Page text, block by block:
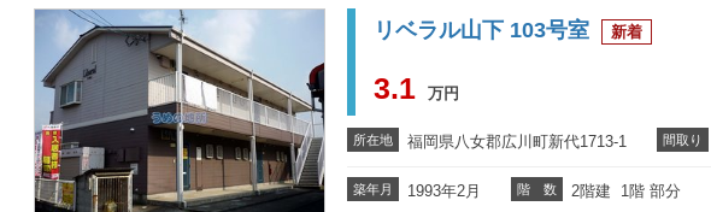
リベラル山下 103号室
3.1 万円
所在地 福岡県八女郡広川町新代1713-1 間取り
築年月 1993年2月 階 数 2階建 1階 部分